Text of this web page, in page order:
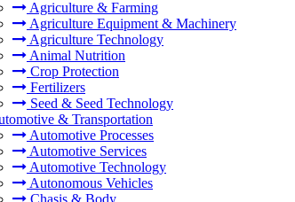
Agriculture & Farming
Agriculture Equipment & Machinery
Agriculture Technology
Animal Nutrition
Crop Protection
Fertilizers
Seed & Seed Technology
& Transportation
Automotive Processes
Automotive Services
Automotive Technology
Autonomous Vehicles
Chasis & Body